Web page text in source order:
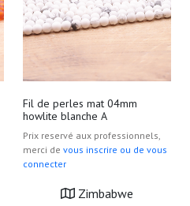
Fil de perles mat 04mm
howlite blanche A
Prix reservé aux professionnels,
merci de vous inscrire ou de vous
connecter
Zimbabwe